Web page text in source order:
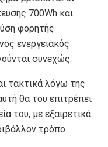
700Wh και
φορητής
ενεργειακός
συνεχώς.
τακτικά λόγω της
θα του επιτρέπει
του, με εξαιρετικά
τρόπο.